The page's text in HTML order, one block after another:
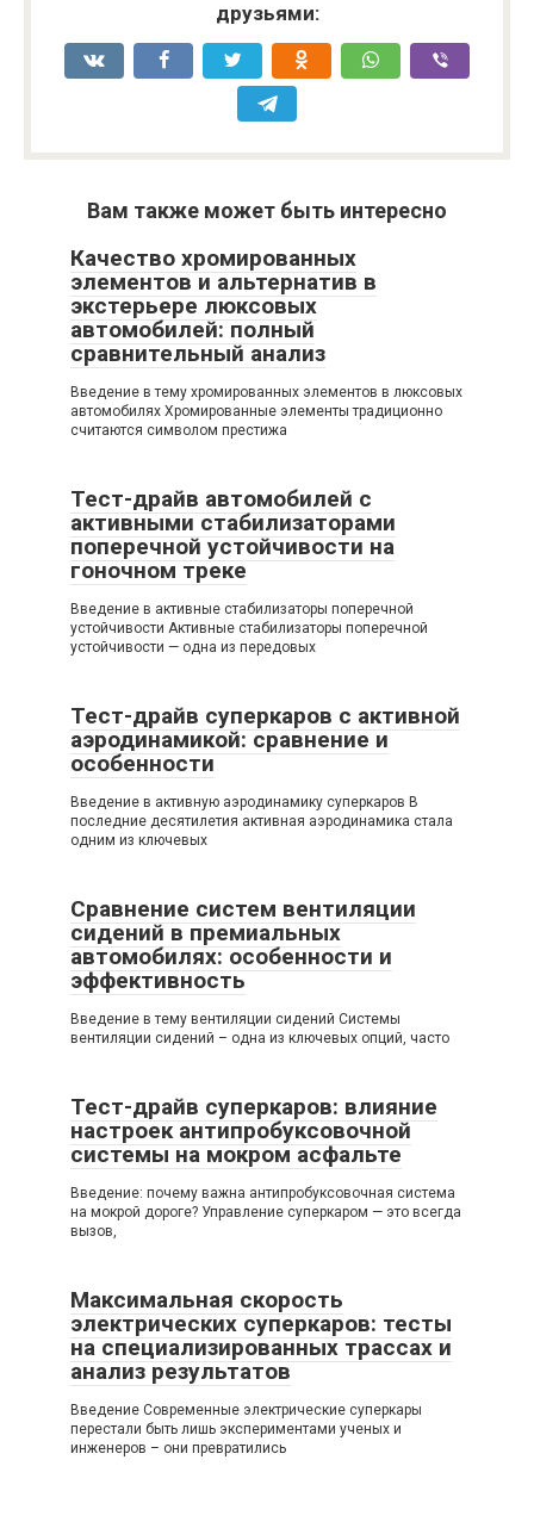
друзьями:
Вам также может быть интересно
Качество хромированных
элементов и альтернатив в
экстерьере люксовых
автомобилей: полный
сравнительный анализ
Введение в тему хромированных элементов в люксовых
автомобилях Хромированные элементы традиционно
считаются символом престижа
Тест-драйв автомобилей с
активными стабилизаторами
поперечной устойчивости на
гоночном треке
Введение в активные стабилизаторы поперечной
устойчивости Активные стабилизаторы поперечной
устойчивости — одна из передовых
Тест-драйв суперкаров с активной
аэродинамикой: сравнение и
особенности
Введение в активную аэродинамику суперкаров В
последние десятилетия активная аэродинамика стала
одним из ключевых
Сравнение систем вентиляции
сидений в премиальных
автомобилях: особенности и
эффективность
Введение в тему вентиляции сидений Системы
вентиляции сидений – одна из ключевых опций, часто
Тест-драйв суперкаров: влияние
настроек антипробуксовочной
системы на мокром асфальте
Введение: почему важна антипробуксовочная система
на мокрой дороге? Управление суперкаром — это всегда
вызов,
Максимальная скорость
электрических суперкаров: тесты
на специализированных трассах и
анализ результатов
Введение Современные электрические суперкары
перестали быть лишь экспериментами ученых и
инженеров – они превратились